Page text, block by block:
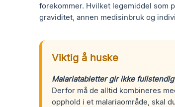
forekommer. Hvilket legemiddel som
graviditet, annen medisinbruk og
Viktig å huske
Malariatabletter gir ikke
Derfor må de alltid kombineres
opphold i et malariaområde, skal